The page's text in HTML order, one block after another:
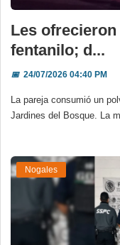
Les
fentanilo; d...
📅24/07/2026 04:40 PM
La pareja consumió un
Jardines del Bosque. La
Nogales